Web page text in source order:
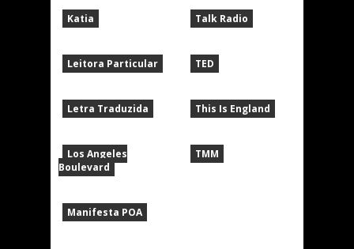
Katia
Leitora Particular
Letra Traduzida
Los Angeles
Boulevard
Manifesta POA
Talk Radio
TED
This Is England
TMM